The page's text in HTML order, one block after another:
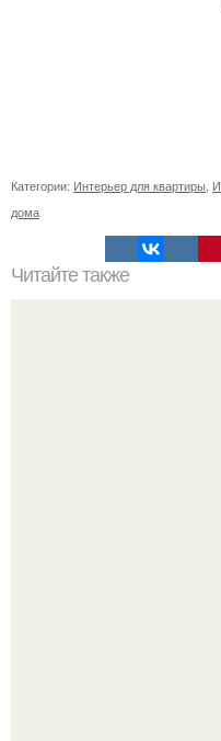
Категории: Интерьер для квартиры,
дома
Читайте также